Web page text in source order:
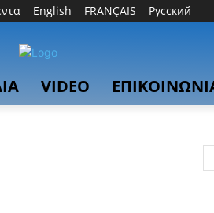
English FRANÇAIS Русский
VIDEO